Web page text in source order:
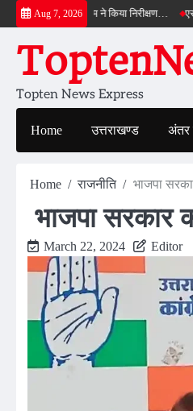
Skip
to
content
Aug 7, 2026
का डीएम ने किया निरीक्षण… एसआईआर
Topten News Express
Home उत्तराखण्ड अंतर
Home राजनीति भाजपा
भाजपा सरकार
March 22, 2024 Editor